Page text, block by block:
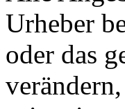
Urheber
oder das